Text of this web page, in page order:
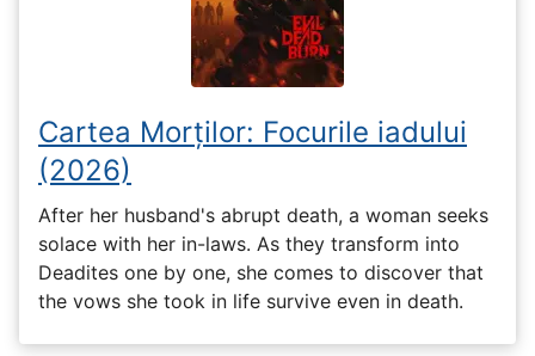
Cartea Morților: Focurile iadului
(2026)
After her husband's abrupt death, a woman seeks
solace with her in-laws. As they transform into
Deadites one by one, she comes to discover that
the vows she took in life survive even in death.